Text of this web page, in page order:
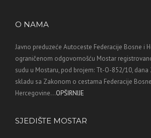
O NAMA
Javno preduzeće Autoceste Federacije Bosne i
ograničenom odgovornošću Mostar
sudu u Mostaru, pod brojem: Tt-O-852/10, dana
skladu sa Zakonom o cestama Federacije
Hercegovine...OPŠIRNIJE
SJEDIŠTE MOSTAR